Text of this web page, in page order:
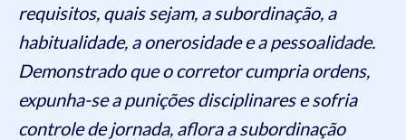
requisitos, quais sejam, a subordinação, a
habitualidade, a onerosidade e a pessoalidade.
Demonstrado que o corretor cumpria ordens,
expunha-se a punições disciplinares e sofria
controle de jornada, aflora a subordinação